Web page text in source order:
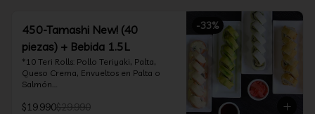
-33%
450-Tamashi New! (40
piezas) + Bebida 1.5L
*10 Teri Rolls: Pollo Teriyaki, Palta,
Queso Crema, Envueltos en Palta o
Salmón.
Palta, Cebollín, Envuelto en Queso
$19.990$29.990